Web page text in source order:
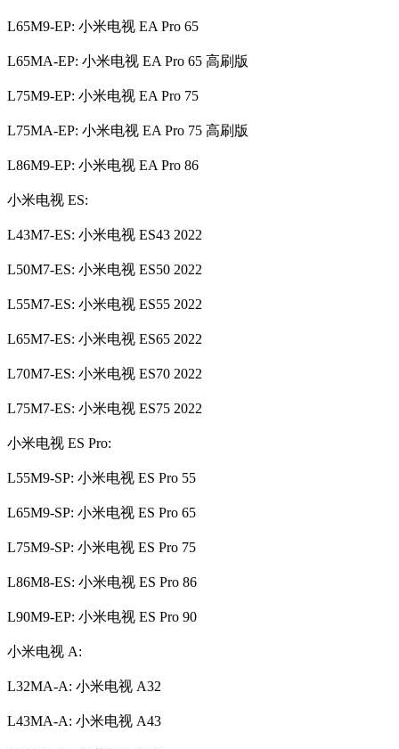
L65M9-EP: 小米电视 EA Pro 65
L65MA-EP: 小米电视 EA Pro 65 高刷版
L75M9-EP: 小米电视 EA Pro 75
L75MA-EP: 小米电视 EA Pro 75 高刷版
L86M9-EP: 小米电视 EA Pro 86
小米电视 ES:
L43M7-ES: 小米电视 ES43 2022
L50M7-ES: 小米电视 ES50 2022
L55M7-ES: 小米电视 ES55 2022
L65M7-ES: 小米电视 ES65 2022
L70M7-ES: 小米电视 ES70 2022
L75M7-ES: 小米电视 ES75 2022
小米电视 ES Pro:
L55M9-SP: 小米电视 ES Pro 55
L65M9-SP: 小米电视 ES Pro 65
L75M9-SP: 小米电视 ES Pro 75
L86M8-ES: 小米电视 ES Pro 86
L90M9-EP: 小米电视 ES Pro 90
小米电视 A:
L32MA-A: 小米电视 A32
L43MA-A: 小米电视 A43